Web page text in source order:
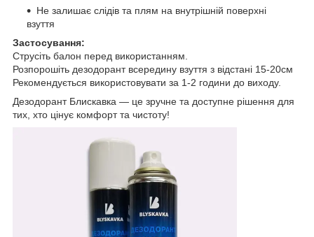
Не залишає слідів та плям на внутрішній поверхні
взуття
Застосування:
Струсіть балон перед використанням.
Розпорошіть дезодорант всередину взуття з відстані 15-20см
Рекомендується використовувати за 1-2 години до виходу.
Дезодорант Блискавка — це зручне та доступне рішення для
тих, хто цінує комфорт та чистоту!